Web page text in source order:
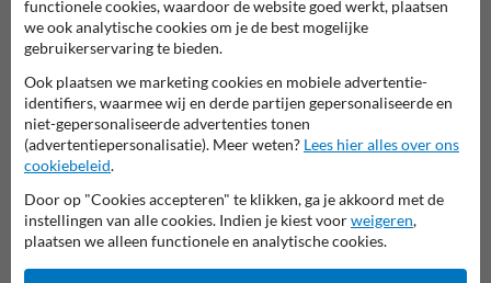
functionele cookies, waardoor de website goed werkt, plaatsen
we ook analytische cookies om je de best mogelijke
gebruikerservaring te bieden.
Ook plaatsen we marketing cookies en mobiele advertentie-
identifiers, waarmee wij en derde partijen gepersonaliseerde en
niet-gepersonaliseerde advertenties tonen
(advertentiepersonalisatie). Meer weten? Lees hier alles over ons
cookiebeleid.
Door op "Cookies accepteren" te klikken, ga je akkoord met de
instellingen van alle cookies. Indien je kiest voorweigeren,
plaatsen we alleen functionele en analytische cookies.